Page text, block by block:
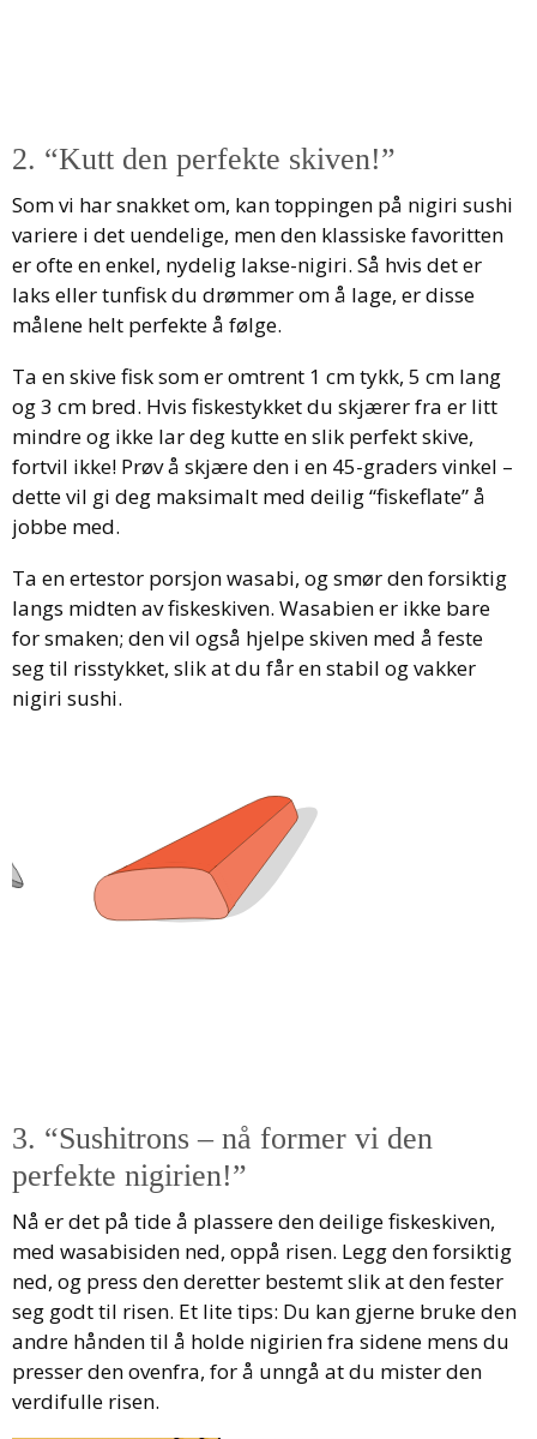
2. “Kutt den perfekte skiven!”
Som vi har snakket om, kan toppingen på nigiri sushi
variere i det uendelige, men den klassiske favoritten
er ofte en enkel, nydelig lakse-nigiri. Så hvis det er
laks eller tunfisk du drømmer om å lage, er disse
målene helt perfekte å følge.
Ta en skive fisk som er omtrent 1 cm tykk, 5 cm lang
og 3 cm bred. Hvis fiskestykket du skjærer fra er litt
mindre og ikke lar deg kutte en slik perfekt skive,
fortvil ikke! Prøv å skjære den i en 45-graders vinkel –
dette vil gi deg maksimalt med deilig “fiskeflate” å
jobbe med.
Ta en ertestor porsjon wasabi, og smør den forsiktig
langs midten av fiskeskiven. Wasabien er ikke bare
for smaken; den vil også hjelpe skiven med å feste
seg til risstykket, slik at du får en stabil og vakker
nigiri sushi.
3. “Sushitrons – nå former vi den
perfekte nigirien!”
Nå er det på tide å plassere den deilige fiskeskiven,
med wasabisiden ned, oppå risen. Legg den forsiktig
ned, og press den deretter bestemt slik at den fester
seg godt til risen. Et lite tips: Du kan gjerne bruke den
andre hånden til å holde nigirien fra sidene mens du
presser den ovenfra, for å unngå at du mister den
verdifulle risen.